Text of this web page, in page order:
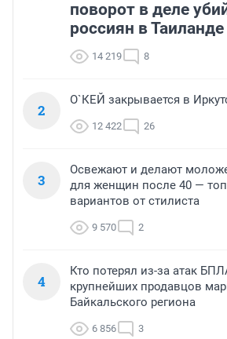
поворот в деле
россиян в Таиланде
14 219 8
2
О`КЕЙ закрывается в
12 422 26
3
Освежают и делают
для женщин после 40 —
вариантов от стилиста
9 570 2
4
Кто потерял из-за атак
крупнейших продавцов
Байкальского региона
6 856 3